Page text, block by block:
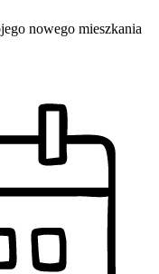
nowego mieszkania